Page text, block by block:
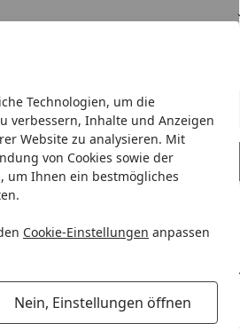
Technologien, um die
verbessern, Inhalte und Anzeigen
Website zu analysieren. Mit
von Cookies sowie der
um Ihnen ein bestmögliches
Cookie-Einstellungen anpassen
Nein, Einstellungen öffnen
Suche
& Gartensauna Infrarotkabine